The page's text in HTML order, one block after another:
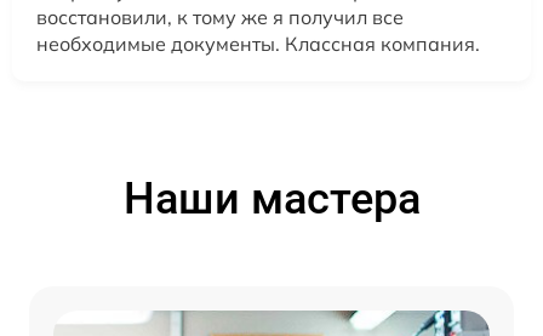
восстановили, к тому же я получил все
необходимые документы. Классная компания.
Наши мастера